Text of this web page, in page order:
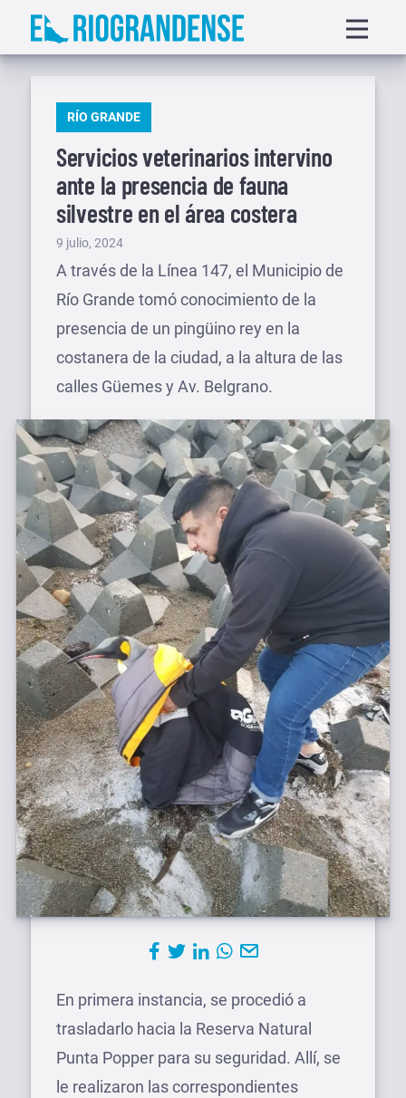
Saltar
menu
PUBLICADO
RÍO GRANDE
Servicios veterinarios intervino
ante la presencia de fauna
silvestre en el área costera
Publicado
el
9 julio, 2024
A través de la Línea 147, el Municipio de
Río Grande tomó conocimiento de la
presencia de un pingüino rey en la
costanera de la ciudad, a la altura de las
calles Güemes y Av. Belgrano.
En primera instancia, se procedió a
trasladarlo hacia la Reserva Natural
Punta Popper para su seguridad. Allí, se
le realizaron las correspondientes